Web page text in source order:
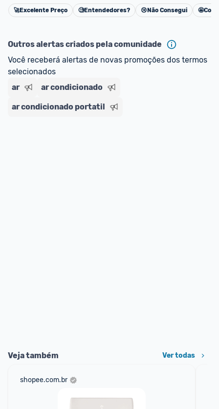
Cancelar
🚀Excelente Preço 🧐Entendedores? 😢 Não Consegui 🤩
Outros alertas criados pela comunidade
Você receberá alertas de novas promoções dos termos
selecionados
ar
ar condicionado
ar condicionado portatil
Veja também Ver todas
shopee.com.br